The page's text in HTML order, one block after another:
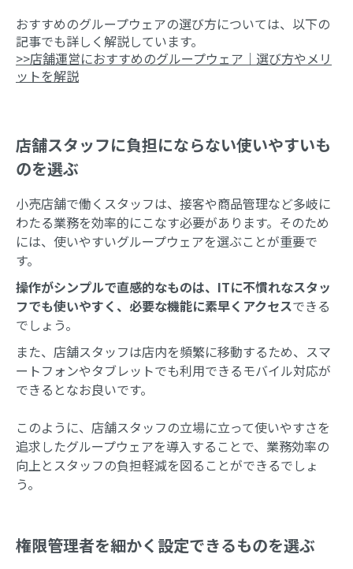
おすすめのグループウェアの選び方については、以下の
記事でも詳しく解説しています。
>>店舗運営におすすめのグループウェア｜選び方やメリ
ットを解説
店舗スタッフに負担にならない使いやすいも
のを選ぶ
小売店舗で働くスタッフは、接客や商品管理など多岐に
わたる業務を効率的にこなす必要があります。そのため
には、使いやすいグループウェアを選ぶことが重要で
す。
操作がシンプルで直感的なものは、ITに不慣れなスタッ
フでも使いやすく、必要な機能に素早くアクセスできる
でしょう。
また、店舗スタッフは店内を頻繁に移動するため、スマ
ートフォンやタブレットでも利用できるモバイル対応が
できるとなお良いです。
このように、店舗スタッフの立場に立って使いやすさを
追求したグループウェアを導入することで、業務効率の
向上とスタッフの負担軽減を図ることができるでしょ
う。
権限管理者を細かく設定できるものを選ぶ